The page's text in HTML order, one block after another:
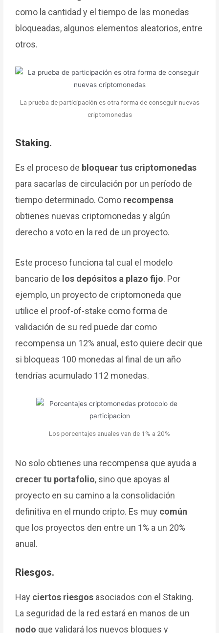
como la cantidad y el tiempo de las monedas
bloqueadas, algunos elementos aleatorios, entre
otros.
La prueba de participación es otra forma de conseguir nuevas
criptomonedas
Staking.
Es el proceso de bloquear tus criptomonedas
para sacarlas de circulación por un período de
tiempo determinado. Como recompensa
obtienes nuevas criptomonedas y algún
derecho a voto en la red de un proyecto.
Este proceso funciona tal cual el modelo
bancario de los depósitos a plazo fijo. Por
ejemplo, un proyecto de criptomoneda que
utilice el proof-of-stake como forma de
validación de su red puede dar como
recompensa un 12% anual, esto quiere decir que
si bloqueas 100 monedas al final de un año
tendrías acumulado 112 monedas.
Los porcentajes anuales van de 1% a 20%
No solo obtienes una recompensa que ayuda a
crecer tu portafolio, sino que apoyas al
proyecto en su camino a la consolidación
definitiva en el mundo cripto. Es muy común
que los proyectos den entre un 1% a un 20%
anual.
Riesgos.
Hay ciertos riesgos asociados con el Staking.
La seguridad de la red estará en manos de un
nodo que validará los nuevos bloques y